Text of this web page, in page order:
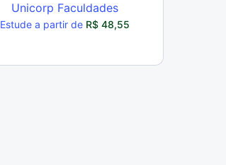
Unicorp Faculdades
Estude a partir de R$ 48,55